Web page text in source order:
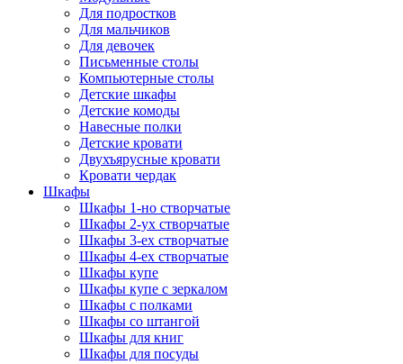
Для подростков
Для мальчиков
Для девочек
Письменные столы
Компьютерные столы
Детские шкафы
Детские комоды
Навесные полки
Детские кровати
Двухъярусные кровати
Кровати чердак
Шкафы
Шкафы 1-но створчатые
Шкафы 2-ух створчатые
Шкафы 3-ех створчатые
Шкафы 4-ех створчатые
Шкафы купе
Шкафы купе с зеркалом
Шкафы с полками
Шкафы со штангой
Шкафы для книг
Шкафы для посуды